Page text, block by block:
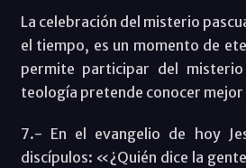
La celebración del misterio
el tiempo, es un momento de
permite participar del
teología pretende conocer mejor
7.- En el evangelio de hoy
discípulos: «¿Quién dice la